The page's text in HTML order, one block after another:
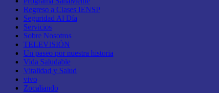
Regreso a Clases IENSP
Seguridad Al Día
Servicios
Sobre Nosotros
TELEVISIÓN
Un paseo por nuestra historia
Vida Saludable
Vitalidad y Salud
vivo
Zocaliando